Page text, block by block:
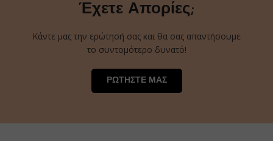
Έχετε Απορίες;
Κάντε μας την ερώτησή σας και θα σας απαντήσουμε
το συντομότερο δυνατό!
ΡΩΤΗΣΤΕ ΜΑΣ